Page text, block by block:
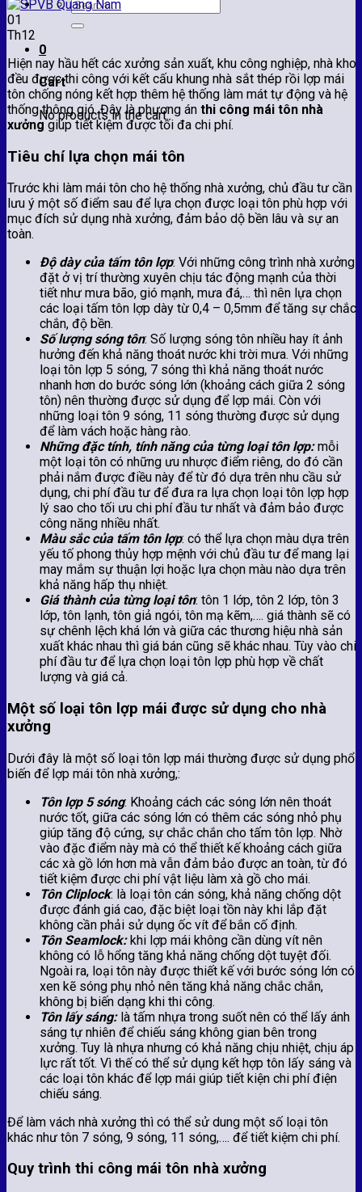
Search
for:
0
Cart
No products in the cart.
01
Th12
Hiện nay hầu hết các xưởng sản xuất, khu công nghiệp, nhà kho
đều được thi công với kết cấu khung nhà sắt thép rồi lợp mái
tôn chống nóng kết hợp thêm hệ thống làm mát tự động và hệ
thống thông gió. Đây là phương án thi công mái tôn nhà
xưởnggiúp tiết kiệm được tối đa chi phí.
Tiêu chí lựa chọn mái tôn
Trước khi làm mái tôn cho hệ thống nhà xưởng, chủ đầu tư cần
lưu ý một số điểm sau để lựa chọn được loại tôn phù hợp với
mục đích sử dụng nhà xưởng, đảm bảo dộ bền lâu và sự an
toàn.
Độ dày của tấm tôn lợp: Với những công trình nhà xưởng
đặt ở vị trí thường xuyên chịu tác động mạnh của thời
tiết như mưa bão, gió mạnh, mưa đá,… thì nên lựa chọn
các loại tấm tôn lợp dày từ 0,4 – 0,5mm để tăng sự chắc
chắn, độ bền.
Số lượng sóng tôn: Số lượng sóng tôn nhiều hay ít ảnh
hưởng đến khả năng thoát nước khi trời mưa. Với những
loại tôn lợp 5 sóng, 7 sóng thì khả năng thoát nước
nhanh hơn do bước sóng lớn (khoảng cách giữa 2 sóng
tôn) nên thường được sử dụng để lợp mái. Còn với
những loại tôn 9 sóng, 11 sóng thường được sử dụng
để làm vách hoặc hàng rào.
Những đặc tính, tính năng của từng loại tôn lợp:mỗi
một loại tôn có những ưu nhược điểm riêng, do đó cần
phải nắm được điều này để từ đó dựa trên nhu cầu sử
dụng, chi phí đầu tư để đưa ra lựa chọn loại tôn lợp hợp
lý sao cho tối ưu chi phí đầu tư nhất và đảm bảo được
công năng nhiều nhất.
Màu sắc của tấm tôn lợp: có thể lựa chọn màu dựa trên
yếu tố phong thủy hợp mệnh với chủ đầu tư để mang lại
may mắm sự thuận lợi hoặc lựa chọn màu nào dựa trên
khả năng hấp thụ nhiệt.
Giá thành của từng loại tôn: tôn 1 lớp, tôn 2 lớp, tôn 3
lớp, tôn lạnh, tôn giả ngói, tôn mạ kẽm,…. giá thành sẽ có
sự chênh lệch khá lớn và giữa các thương hiệu nhà sản
xuất khác nhau thì giá bán cũng sẽ khác nhau. Tùy vào chi
phí đầu tư để lựa chọn loại tôn lợp phù hợp về chất
lượng và giá cả.
Một số loại tôn lợp mái được sử dụng cho nhà
xưởng
Dưới đây là một số loại tôn lợp mái thường được sử dụng phổ
biến để lợp mái tôn nhà xưởng,:
Tôn lợp 5 sóng: Khoảng cách các sóng lớn nên thoát
nước tốt, giữa các sóng lớn có thêm các sóng nhỏ phụ
giúp tăng độ cứng, sự chắc chắn cho tấm tôn lợp. Nhờ
vào đặc điểm này mà có thể thiết kế khoảng cách giữa
các xà gồ lớn hơn mà vẫn đảm bảo được an toàn, từ đó
tiết kiệm được chi phí vật liệu làm xà gồ cho mái.
Tôn Cliplock: là loại tôn cán sóng, khả năng chống dột
được đánh giá cao, đặc biệt loại tồn này khi lắp đặt
không cần phải sử dụng ốc vít để bắn cố định.
Tôn Seamlock:khi lợp mái không cần dùng vít nên
không có lỗ hổng tăng khả năng chống dột tuyệt đối.
Ngoài ra, loại tôn này được thiết kế với bước sóng lớn có
xen kẽ sóng phụ nhỏ nên tăng khả năng chắc chắn,
không bị biến dạng khi thi công.
Tôn lấy sáng:là tấm nhựa trong suốt nên có thể lấy ánh
sáng tự nhiên để chiếu sáng không gian bên trong
xưởng. Tuy là nhựa nhưng có khả năng chịu nhiệt, chịu áp
lực rất tốt. Vì thế có thể sử dụng kết hợp tôn lấy sáng và
các loại tôn khác để lợp mái giúp tiết kiện chi phí điện
chiếu sáng.
Để làm vách nhà xưởng thì có thể sử dung một số loại tôn
khác như tôn 7 sóng, 9 sóng, 11 sóng,…. để tiết kiệm chi phí.
Quy trình thi công mái tôn nhà xưởng